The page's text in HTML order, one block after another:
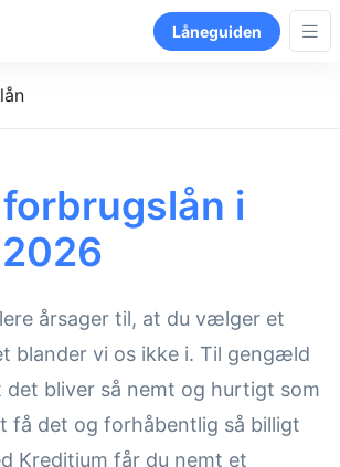
Låneguiden
i
årsager til, at du vælger et
blander vi os ikke i. Til gengæld
det bliver så nemt og hurtigt som
få det og forhåbentlig så billigt
Kreditium får du nemt et